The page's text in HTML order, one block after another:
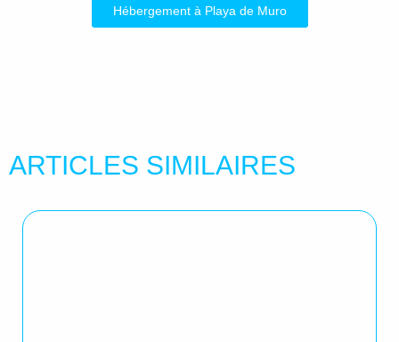
Hébergement à Playa de Muro
ARTICLES SIMILAIRES